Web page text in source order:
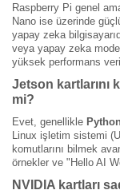
Raspberry Pi genel
Nano ise üzerinde
yapay zeka
veya yapay zeka
yüksek performans
Jetson kartlarını
mi?
Evet, genellikle
Linux işletim sistemi
komutlarını bilmek
örnekler ve "Hello AI
NVIDIA kartları